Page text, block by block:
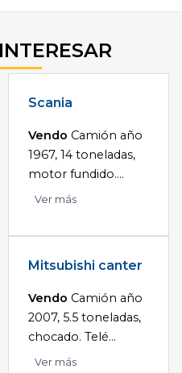
Scania
Vendo Camión año
1967, 14 toneladas,
motor fundido....
Ver más
Mitsubishi canter
Vendo Camión año
2007, 5.5 toneladas,
chocado. Telé...
Ver más